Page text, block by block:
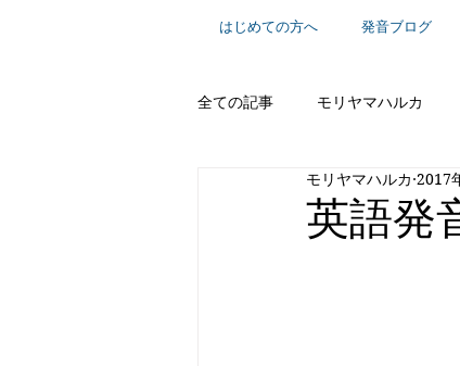
はじめての方へ 発音ブログ
全ての記事 モリヤマハルカ
スーパー単語シリーズ 英
英語発
モリヤマハルカ 2017